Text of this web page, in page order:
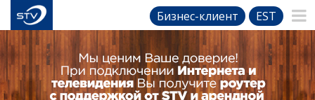
Бизнес-клиент EST